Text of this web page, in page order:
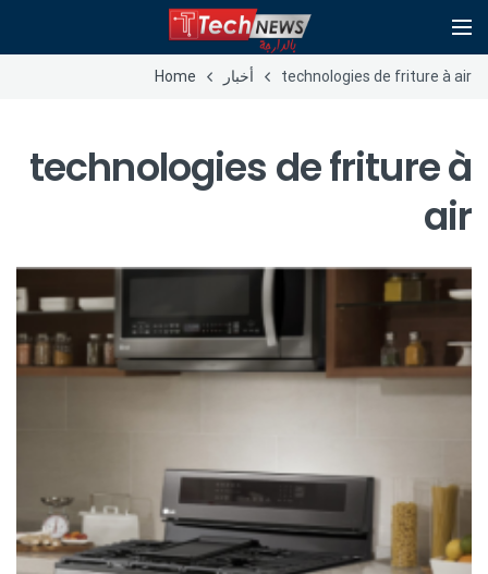
technologies de friture à air أخبار Home
technologies de friture à
air